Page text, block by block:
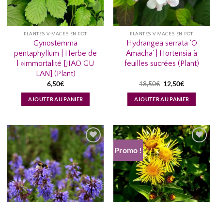
PLANTES VIVACES EN POT
Gynostemma
pentaphyllum | Herbe de
l »immortalité [JIAO GU
LAN] (Plant)
6,50€
AJOUTER AU PANIER
PLANTES VIVACES EN POT
Hydrangea serrata ‘O
Amacha’ | Hortensia à
feuilles sucrées (Plant)
18,50€ Le
prix
initial
était :
18,50€.
12,50€Le
actuel
est :
12,50€.
AJOUTER AU PANIER
AJOUTER
À MA
LISTE
D’ENVIES...
Promo !
AJOUTER
À MA
LISTE
D’ENVIES...